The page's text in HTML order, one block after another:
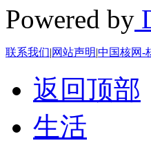
Powered by
联系我们|网站声明|中国核网-
返回顶部
生活